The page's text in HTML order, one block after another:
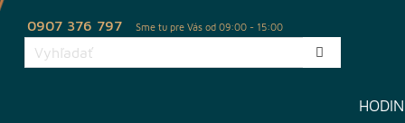
0907 376 797 Sme tu pre Vás od 09:00 - 15:00